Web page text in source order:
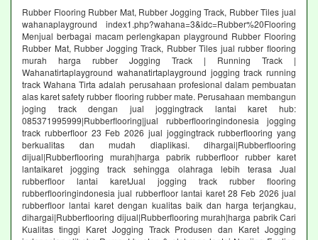
Rubber Flooring Rubber Mat, Rubber Jogging Track, Rubber Tiles jual
wahanaplayground index1.php?wahana=3&idc=Rubber%20Flooring
Menjual berbagai macam perlengkapan playground Rubber Flooring
Rubber Mat, Rubber Jogging Track, Rubber Tiles jual rubber flooring
murah harga rubber Jogging Track | Running Track |
Wahanatirtaplayground wahanatirtaplayground jogging track running
track Wahana Tirta adalah perusahaan profesional dalam pembuatan
alas karet safety rubber flooring rubber mate. Perusahaan membangun
joging track dengan jual joggingtrack lantai karet hub:
085371995999|Rubberflooring|jual rubberflooringindonesia jogging
track rubberfloor 23 Feb 2026 jual joggingtrack rubberflooring yang
berkualitas dan mudah diaplikasi. dihargai|Rubberflooring
dijual|Rubberflooring murah|harga pabrik rubberfloor rubber karet
lantaikaret jogging track sehingga olahraga lebih terasa Jual
rubberfloor lantai karetJual jogging track rubber flooring
rubberflooringindonesia jual rubberfloor lantai karet 28 Feb 2026 jual
rubberfloor lantai karet dengan kualitas baik dan harga terjangkau,
dihargai|Rubberflooring dijual|Rubberflooring murah|harga pabrik Cari
Kualitas tinggi Karet Jogging Track Produsen dan Karet Jogging